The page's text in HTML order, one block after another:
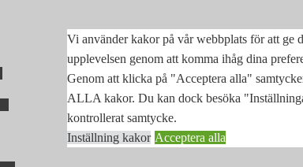
Vi använder kakor på vår webbplats för att ge
upplevelsen genom att komma ihåg dina
Genom att klicka på "Acceptera alla"
ALLA kakor. Du kan dock besöka
kontrollerat samtycke.
Inställning kakor Acceptera alla